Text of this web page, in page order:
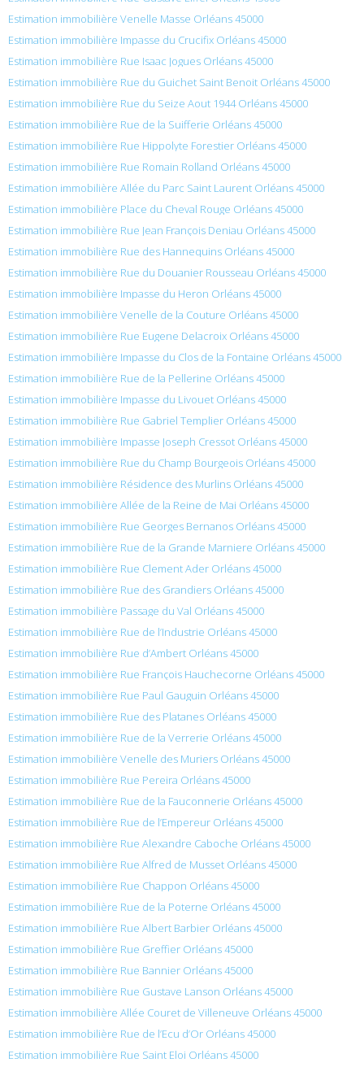
Estimation immobilière Venelle Masse Orléans 45000
Estimation immobilière Impasse du Crucifix Orléans 45000
Estimation immobilière Rue Isaac Jogues Orléans 45000
Estimation immobilière Rue du Guichet Saint Benoit Orléans 45000
Estimation immobilière Rue du Seize Aout 1944 Orléans 45000
Estimation immobilière Rue de la Suifferie Orléans 45000
Estimation immobilière Rue Hippolyte Forestier Orléans 45000
Estimation immobilière Rue Romain Rolland Orléans 45000
Estimation immobilière Allée du Parc Saint Laurent Orléans 45000
Estimation immobilière Place du Cheval Rouge Orléans 45000
Estimation immobilière Rue Jean François Deniau Orléans 45000
Estimation immobilière Rue des Hannequins Orléans 45000
Estimation immobilière Rue du Douanier Rousseau Orléans 45000
Estimation immobilière Impasse du Heron Orléans 45000
Estimation immobilière Venelle de la Couture Orléans 45000
Estimation immobilière Rue Eugene Delacroix Orléans 45000
Estimation immobilière Impasse du Clos de la Fontaine Orléans 45000
Estimation immobilière Rue de la Pellerine Orléans 45000
Estimation immobilière Impasse du Livouet Orléans 45000
Estimation immobilière Rue Gabriel Templier Orléans 45000
Estimation immobilière Impasse Joseph Cressot Orléans 45000
Estimation immobilière Rue du Champ Bourgeois Orléans 45000
Estimation immobilière Résidence des Murlins Orléans 45000
Estimation immobilière Allée de la Reine de Mai Orléans 45000
Estimation immobilière Rue Georges Bernanos Orléans 45000
Estimation immobilière Rue de la Grande Marniere Orléans 45000
Estimation immobilière Rue Clement Ader Orléans 45000
Estimation immobilière Rue des Grandiers Orléans 45000
Estimation immobilière Passage du Val Orléans 45000
Estimation immobilière Rue de l’Industrie Orléans 45000
Estimation immobilière Rue d’Ambert Orléans 45000
Estimation immobilière Rue François Hauchecorne Orléans 45000
Estimation immobilière Rue Paul Gauguin Orléans 45000
Estimation immobilière Rue des Platanes Orléans 45000
Estimation immobilière Rue de la Verrerie Orléans 45000
Estimation immobilière Venelle des Muriers Orléans 45000
Estimation immobilière Rue Pereira Orléans 45000
Estimation immobilière Rue de la Fauconnerie Orléans 45000
Estimation immobilière Rue de l’Empereur Orléans 45000
Estimation immobilière Rue Alexandre Caboche Orléans 45000
Estimation immobilière Rue Alfred de Musset Orléans 45000
Estimation immobilière Rue Chappon Orléans 45000
Estimation immobilière Rue de la Poterne Orléans 45000
Estimation immobilière Rue Albert Barbier Orléans 45000
Estimation immobilière Rue Greffier Orléans 45000
Estimation immobilière Rue Bannier Orléans 45000
Estimation immobilière Rue Gustave Lanson Orléans 45000
Estimation immobilière Allée Couret de Villeneuve Orléans 45000
Estimation immobilière Rue de l’Ecu d’Or Orléans 45000
Estimation immobilière Rue Saint Eloi Orléans 45000